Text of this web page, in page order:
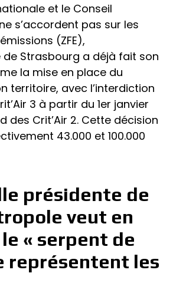
et le Conseil
s’accordent pas sur les
(ZFE),
de Strasbourg a déjà fait son
la mise en place du
territoire, avec l’interdiction
3 à partir du 1er janvier
des Crit’Air 2. Cette décision
43.000 et 100.000
présidente de
veut en
« serpent de
représentent les